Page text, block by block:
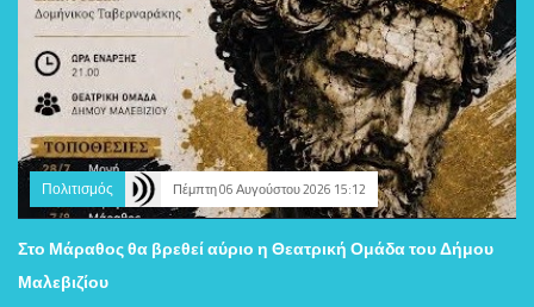
Πολιτισμός Πέμπτη 06 Αυγούστου 2026 15:12
Στο Μάραθος θα βρεθεί αύριο η Θεατρική Ομάδα του Δήμου
Μαλεβιζίου